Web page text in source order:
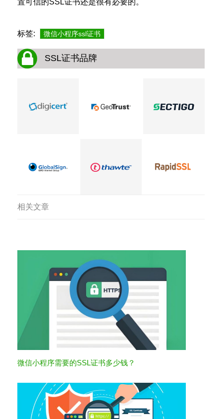
置可信的SSL证书还是很有必要的。
标签: 微信小程序ssl证书
SSL证书品牌
相关文章
微信小程序需要的SSL证书多少钱？